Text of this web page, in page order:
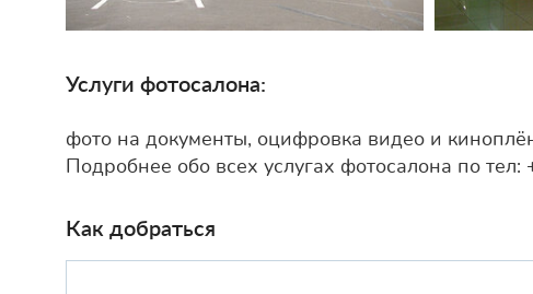
Услуги фотосалона:
фото на документы, оцифровка видео и
Подробнее обо всех услугах фотосалона по
Как добраться